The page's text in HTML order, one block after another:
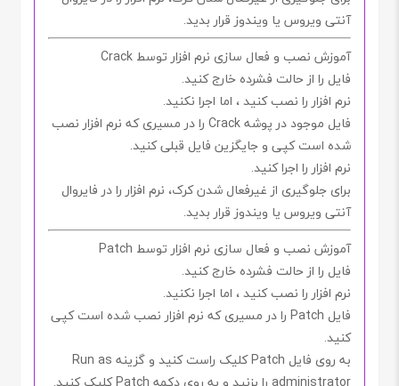
آنتی ویروس یا ویندوز قرار بدید.
آموزش نصب و فعال سازی نرم افزار توسط Crack
فایل را از حالت فشرده خارج کنید.
نرم افزار را نصب کنید ، اما اجرا نکنید.
فایل موجود در پوشهCrack را در مسیری که نرم افزار نصب
شده است کپی و جایگزین فایل قبلی کنید.
نرم افزار را اجرا کنید.
برای جلوگیری از غیرفعال شدنکرک، نرم افزار را در فایروال
آنتی ویروس یا ویندوز قرار بدید.
آموزش نصب و فعال سازی نرم افزار توسط Patch
فایل را از حالت فشرده خارج کنید.
نرم افزار را نصب کنید ، اما اجرا نکنید.
فایل Patch را در مسیری که نرم افزار نصب شده است کپی
کنید.
به روی فایل Patchکلیک راست کنید و گزینه Run as